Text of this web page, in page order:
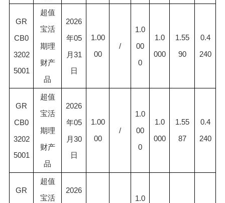
GR
CB0
3202
5001
超值
宝活
期理
财产
品
2026
年05
月31
日
1.00
00
/
1.0
00
0
1.0
000
1.55
90
0.4
240
GR
CB0
3202
5001
超值
宝活
期理
财产
品
2026
年05
月30
日
1.00
00
/
1.0
00
0
1.0
000
1.55
87
0.4
240
GR
超值
宝活
2026
1.0